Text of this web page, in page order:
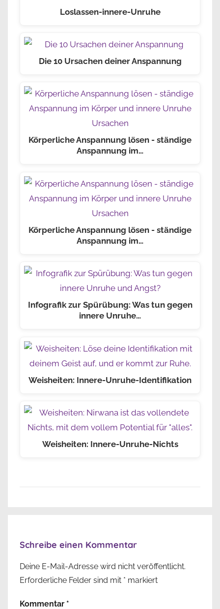
Loslassen-innere-Unruhe
Die 10 Ursachen deiner Anspannung
Körperliche Anspannung lösen - ständige
Anspannung im…
Körperliche Anspannung lösen - ständige
Anspannung im…
Infografik zur Spürübung: Was tun gegen
innere Unruhe…
Weisheiten: Innere-Unruhe-Identifikation
Weisheiten: Innere-Unruhe-Nichts
Schreibe einen Kommentar
Deine E-Mail-Adresse wird nicht veröffentlicht.
Erforderliche Felder sind mit * markiert
Kommentar *